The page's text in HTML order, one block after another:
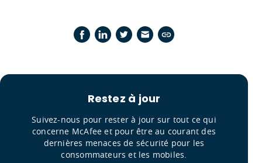
Restez à jour
Suivez-nous pour rester à jour sur tout ce qui
concerne McAfee et pour être au courant des
dernières menaces de sécurité pour les
consommateurs et les mobiles.